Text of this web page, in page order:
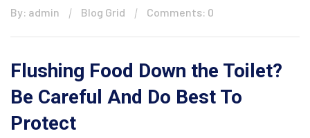
By: admin Blog Grid Comments: 0
Flushing Food Down the Toilet?
Be Careful And Do Best To
Protect